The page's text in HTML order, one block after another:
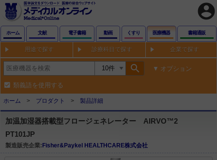
account_circle
ホーム 文献 電子書籍 動画 くすり 医療機器 書籍通販
用途で探す 診療科目で探す 企業で探す
search オプション
類義語を使用する
ホーム プロダクト 製品詳細
加温加湿器搭載型フロージェネレーター AIRVO™2
PT101JP
製造販売企業:Fisher&Paykel HEALTHCARE株式会社